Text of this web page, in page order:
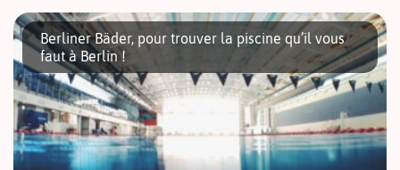
Berlin s’offre des baignades en extérieur sous une bulle. C’est
désormais possible dans le quartier de Wedding avec la
couverture gonflable de la piscine d’été du Kombibad.
Surmontée du plus […]
Berliner Bäder, pour trouver la piscine qu’il vous
faut à Berlin !